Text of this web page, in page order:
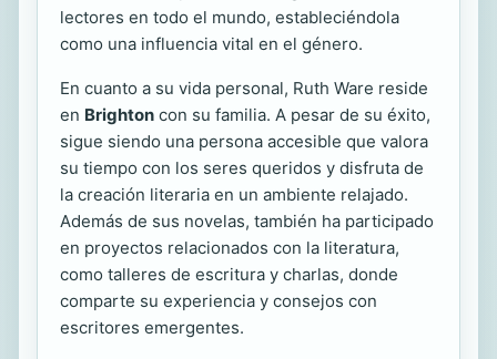
lectores en todo el mundo, estableciéndola
como una influencia vital en el género.
En cuanto a su vida personal, Ruth Ware reside
en Brighton con su familia. A pesar de su éxito,
sigue siendo una persona accesible que valora
su tiempo con los seres queridos y disfruta de
la creación literaria en un ambiente relajado.
Además de sus novelas, también ha participado
en proyectos relacionados con la literatura,
como talleres de escritura y charlas, donde
comparte su experiencia y consejos con
escritores emergentes.